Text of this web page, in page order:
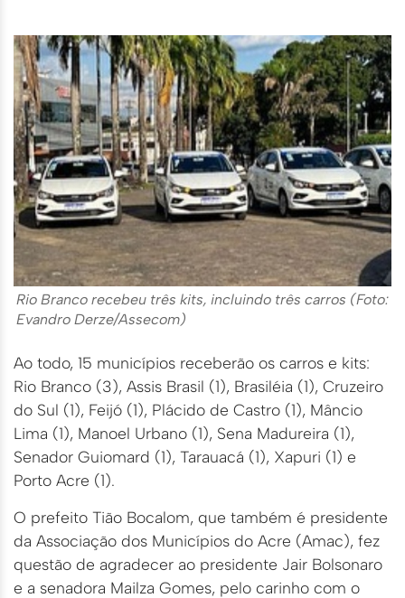
Rio Branco recebeu três kits, incluindo três carros (Foto:
Evandro Derze/Assecom)
Ao todo, 15 municípios receberão os carros e kits:
Rio Branco (3), Assis Brasil (1), Brasiléia (1), Cruzeiro
do Sul (1), Feijó (1), Plácido de Castro (1), Mâncio
Lima (1), Manoel Urbano (1), Sena Madureira (1),
Senador Guiomard (1), Tarauacá (1), Xapuri (1) e
Porto Acre (1).
O prefeito Tião Bocalom, que também é presidente
da Associação dos Municípios do Acre (Amac), fez
questão de agradecer ao presidente Jair Bolsonaro
e a senadora Mailza Gomes, pelo carinho com o